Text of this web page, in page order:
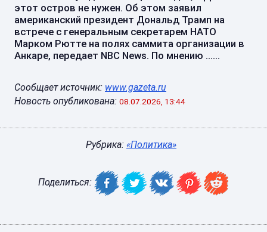
этот остров не нужен. Об этом заявил
американский президент Дональд Трамп на
встрече с генеральным секретарем НАТО
Марком Рютте на полях саммита организации в
Анкаре, передает NBC News. По мнению ......
Сообщает источник: www.gazeta.ru
Новость опубликована: 08.07.2026, 13:44
Рубрика: «Политика»
Поделиться: